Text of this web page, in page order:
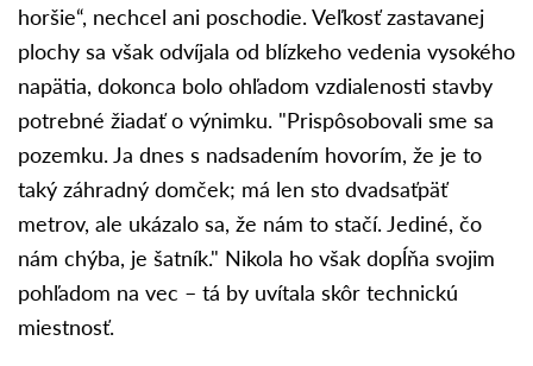
horšie“, nechcel ani poschodie. Veľkosť zastavanej
plochy sa však odvíjala od blízkeho vedenia vysokého
napätia, dokonca bolo ohľadom vzdialenosti stavby
potrebné žiadať o výnimku. "Prispôsobovali sme sa
pozemku. Ja dnes s nadsadením hovorím, že je to
taký záhradný domček; má len sto dvadsaťpäť
metrov, ale ukázalo sa, že nám to stačí. Jediné, čo
nám chýba, je šatník." Nikola ho však dopĺňa svojim
pohľadom na vec – tá by uvítala skôr technickú
miestnosť.